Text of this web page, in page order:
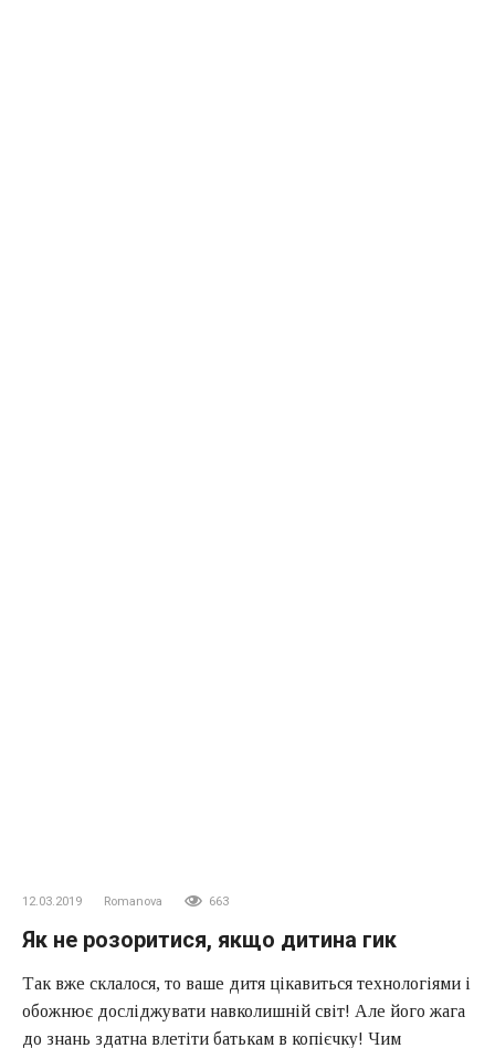
12.03.2019 Romanova 663
Як не розоритися, якщо дитина гик
Так вже склалося, то ваше дитя цікавиться технологіями і
обожнює досліджувати навколишній світ! Але його жага
до знань здатна влетіти батькам в копієчку! Чим